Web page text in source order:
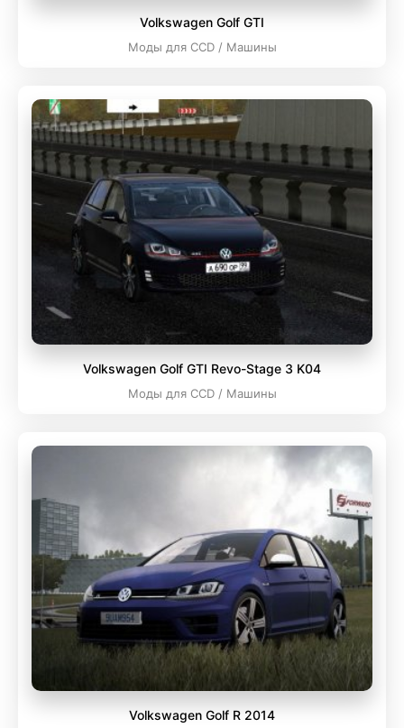
Volkswagen Golf GTI
Моды для CCD / Машины
Volkswagen Golf GTI Revo-Stage 3 K04
Моды для CCD / Машины
Volkswagen Golf R 2014